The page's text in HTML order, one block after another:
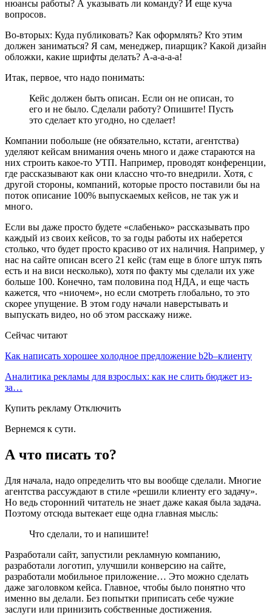
нюансы работы? А указывать ли команду? И еще куча
вопросов.
Во-вторых: Куда публиковать? Как оформлять? Кто этим
должен заниматься? Я сам, менеджер, пиарщик? Какой дизайн
обложки, какие шрифты делать? А-а-а-а-а!
Итак, первое, что надо понимать:
Кейс должен быть описан. Если он не описан, то
его и не было. Сделали работу? Опишите! Пусть
это сделает кто угодно, но сделает!
Компании побольше (не обязательно, кстати, агентства)
уделяют кейсам внимания очень много и даже стараются на
них строить какое-то УТП. Например, проводят конференции,
где рассказывают как они классно что-то внедрили. Хотя, с
другой стороны, компаний, которые просто поставили бы на
поток описание 100% выпускаемых кейсов, не так уж и
много.
Если вы даже просто будете «слабенько» рассказывать про
каждый из своих кейсов, то за годы работы их наберется
столько, что будет просто красиво от их наличия. Например, у
нас на сайте описан всего 21 кейс (там еще в блоге штук пять
есть и на виси несколько), хотя по факту мы сделали их уже
больше 100. Конечно, там половина под НДА, и еще часть
кажется, что «ниочем», но если смотреть глобально, то это
скорее упущение. В этом году начали наверстывать и
выпускать видео, но об этом расскажу ниже.
Сейчас читают
Как написать хорошее холодное предложение b2b–клиенту
Аналитика рекламы для взрослых: как не слить бюджет из-
за…
Купить рекламу Отключить
Вернемся к сути.
А что писать то?
Для начала, надо определить что вы вообще сделали. Многие
агентства рассуждают в стиле «решили клиенту его задачу».
Но ведь сторонний читатель не знает даже какая была задача.
Поэтому отсюда вытекает еще одна главная мысль:
Что сделали, то и напишите!
Разработали сайт, запустили рекламную компанию,
разработали логотип, улучшили конверсию на сайте,
разработали мобильное приложение… Это можно сделать
даже заголовком кейса. Главное, чтобы было понятно что
именно вы делали. Без попытки приписать себе чужие
заслуги или принизить собственные достижения.